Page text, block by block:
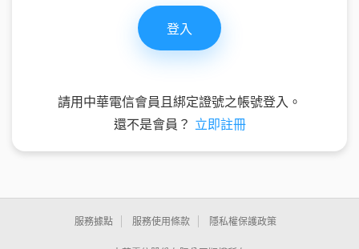
請用中華電信會員且綁定證號之帳號登入。
還不是會員？ 立即註冊
服務據點 服務使用條款 隱私權保護政策